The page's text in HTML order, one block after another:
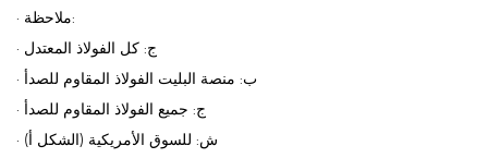
· ملاحظة:
· ج: كل الفولاذ المعتدل
· ب: منصة البليت الفولاذ المقاوم للصدأ
· ج: جميع الفولاذ المقاوم للصدأ
· ش: للسوق الأمريكية (الشكل أ)